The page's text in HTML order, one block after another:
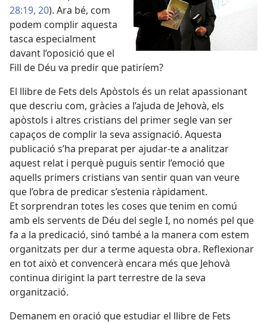
28:19, 20). Ara bé, com
podem complir aquesta
tasca especialment
davant l’oposició que el
Fill de Déu va predir que patiríem?
El llibre de Fets dels Apòstols és un relat apassionant
que descriu com, gràcies a l’ajuda de Jehovà, els
apòstols i altres cristians del primer segle van ser
capaços de complir la seva assignació. Aquesta
publicació s’ha preparat per ajudar-te a analitzar
aquest relat i perquè puguis sentir l’emoció que
aquells primers cristians van sentir quan van veure
que l’obra de predicar s’estenia ràpidament.
Et sorprendran totes les coses que tenim en comú
amb els servents de Déu del segle I, no només pel que
fa a la predicació, sinó també a la manera com estem
organitzats per dur a terme aquesta obra. Reflexionar
en tot això et convencerà encara més que Jehovà
continua dirigint la part terrestre de la seva
organització.
Demanem en oració que estudiar el llibre de Fets